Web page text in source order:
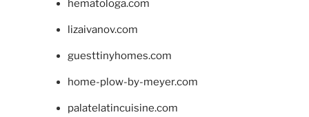
hematologa.com
lizaivanov.com
guesttinyhomes.com
home-plow-by-meyer.com
palatelatincuisine.com